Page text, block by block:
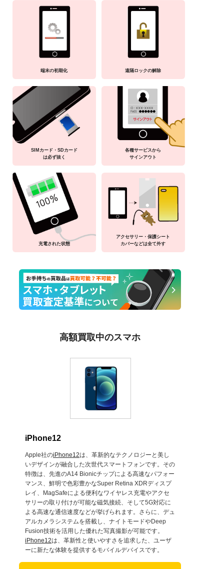
端末の初期化 遠隔ロックの解除
SIMカード・SDカード
は必ず抜く
各種サービスから
サインアウト
充電された状態
アクセサリー・保護シート
カバーなどは全て外す
高額買取中のスマホ
iPhone12
Apple社のiPhone12は、革新的なテクノロジーと美し
いデザインが融合した次世代スマートフォンです。その
特徴は、先進のA14 Bionicチップによる高速なパフォー
マンス、鮮明で色彩豊かなSuper Retina XDRディスプ
レイ、MagSafeによる便利なワイヤレス充電やアクセ
サリーの取り付けが可能な磁気接続、そして5G対応に
よる高速な通信速度などが挙げられます。さらに、デュ
アルカメラシステムを搭載し、ナイトモードやDeep
Fusion技術を活用した優れた写真撮影が可能です。
iPhone12は、革新性と使いやすさを追求した、ユーザ
ーに新たな体験を提供するモバイルデバイスです。